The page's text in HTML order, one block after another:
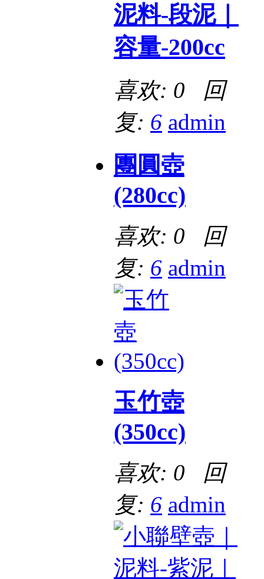
泥料-段泥｜
容量-200cc
喜欢: 0 回
复: 6 admin
團圓壺
(280cc)
喜欢: 0 回
复: 6 admin
玉竹壺
(350cc)
喜欢: 0 回
复: 6 admin